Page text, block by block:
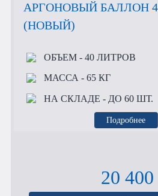
АРГОНОВЫЙ БАЛЛОН
(НОВЫЙ)
ОБЪЕМ- 40 ЛИТРОВ
МАССА - 65 КГ
НА СКЛАДЕ - ДО 60 ШТ.
Подробнее
20 400